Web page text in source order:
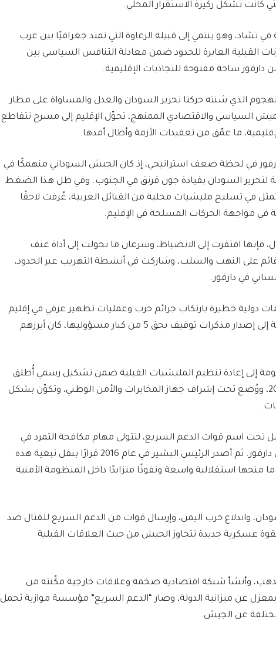
كانت تشكل ركيزة الاستقرار المحلي.
تشاد، وهو ينتمي إلى قبيلة الزغاوة التي تمتد جغرافيًا بين غرب
القبلية العابرة للحدود ضمن معادلة التنافس السياسي بين
ساحة مفتوحة للتجاذبات الإقليمية.
التمرد في عام 2003، إثر الهجوم الذي شنته حركتا تحرير السودان والعدل والمساواة على مطار
السياسي والاقتصادي الممنهج، تحوّل الإقليم إلى مسرح تتقاطع
ما عمّق من تعقيدات الأزمة وأطال أمدها.
في لحظة ضعف استراتيجي، إذ كان الجيش السوداني منهمكًا في
السودان بقيادة جون قرنق في الجنوب. وفي ظل هذا الضغط
تمثل في تسليح مليشيات محلية من القبائل العربية، عُرفت لاحقًا
في مواجهة الحركات المسلحة في الإقليم.
فإنها افتقرت إلى الانضباط، وسرعان ما تحولت إلى أداة عنف
على النهب والسلب، وشاركت في أنشطة التهريب عبر الحدود،
في دارفور.
دولية خطيرة بارتكاب جرائم حرب وعمليات تطهير عرقي في إقليم
دارفور، ما دفع المحكمة الجنائية الدولية إلى إصدار مذكرات توقيف بحق 5 من كبار مسؤوليها، كان أبرزهم
إلى إعادة تنظيم المليشيات القبلية ضمن تشكيل رسمي أُطلق
عليه اسم قوات حرس الحدود عام 2003، ووُضع تحت إشراف جهاز المخابرات والأمن الوطني، وتكوّن بشكل
التشكيل تحت اسم قوات الدعم السريع، لتتولى مهام مكافحة التمرد في
مختلف أنحاء السودان، متجاوزة نطاق دارفور. ثم أصدر الرئيس البشير في عام 2016 قرارًا بنقل تبعية هذه
منحها استقلالية واسعة ونفوذًا متزايدًا داخل المنظومة الأمنية
واندلاع حرب اليمن، وإرسال قوات من الدعم السريع للقتال ضد
عسكرية جديدة تتجاوز الجيش من حيث العلاقات القبلية
وأنشأ شبكة اقتصادية ضخمة وعلاقات خارجية مكّنته من
عن ميزانية الدولة، وصار “الدعم السريع” مؤسسة موازية تحمل
عن الجيش.